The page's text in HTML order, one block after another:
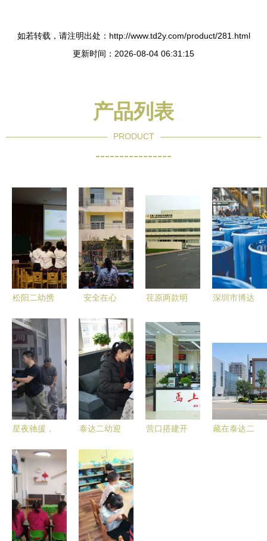
如若转载，请注明出处：http://www.td2y.com/product/281.html
更新时间：2026-08-04 06:31:15
产品列表
PRODUCT
----------------
松阳二幼携
师工作室
聚焦核心经
验 赋能教
学能力提升
安全在心
成长——历
下二幼与泰
达二幼携手
共筑平安校
园新篇章
荏原两款明
中国节能周
助力泰达二
幼打造绿色
校园新标杆
深圳市博达
制品的专业
供应商
星夜驰援，
——康师傅
携多批物资
抵达京津冀
洪涝灾区，
泰达二幼获
泰达二幼迎
检查，筑牢
幼儿健康防
线
营口搭建开
藏在泰达二